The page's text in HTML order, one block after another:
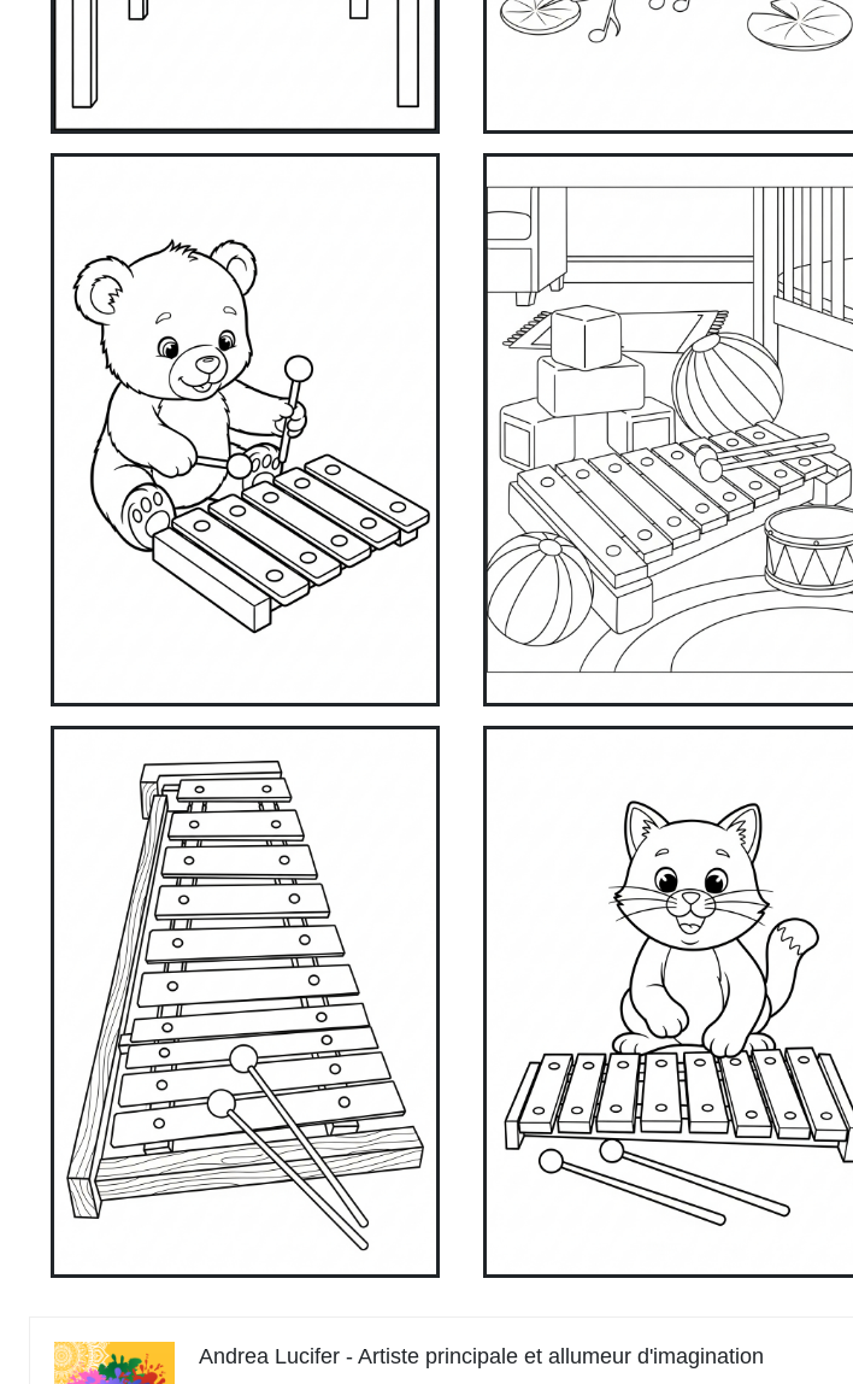
Andrea Lucifer - Artiste principale et allumeur d'imagination